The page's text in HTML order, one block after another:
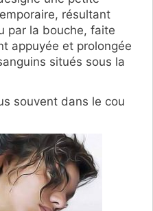
résultant
par la bouche, faite
appuyée et prolongée
situés sous la
souvent dans le cou